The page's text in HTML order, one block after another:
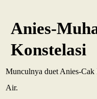
Anies-
Konstelasi
Munculnya duet Anies-
Air.